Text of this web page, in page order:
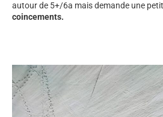
autour de 5+/6a mais demande une
coincements.